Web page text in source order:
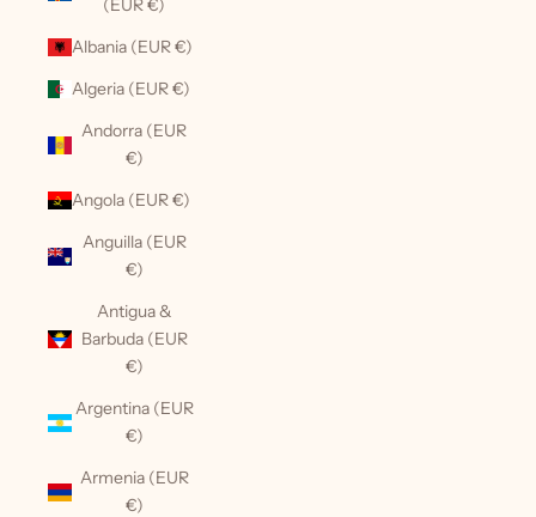
(EUR €)
Albania (EUR €)
Algeria (EUR €)
Andorra (EUR
€)
Angola (EUR €)
Anguilla (EUR
€)
Antigua &
Barbuda (EUR
€)
Argentina (EUR
€)
Armenia (EUR
€)